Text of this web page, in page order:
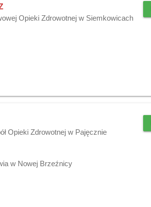
Opieki Zdrowotnej w Siemkowicach
Opieki Zdrowotnej w Pajęcznie
w Nowej Brzeźnicy